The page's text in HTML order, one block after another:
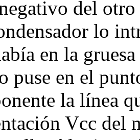
del
lo
en la
puse en el
la línea
Vcc del